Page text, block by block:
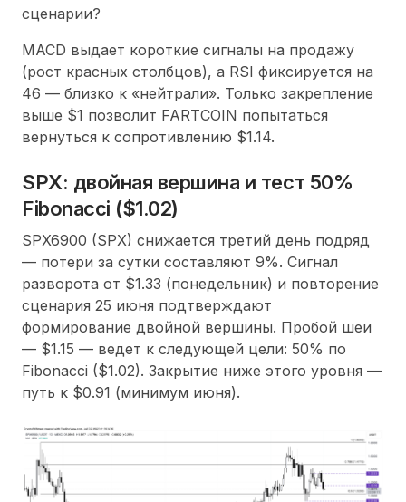
сценарии?
MACD выдает короткие сигналы на продажу
(рост красных столбцов), а RSI фиксируется на
46 — близко к «нейтрали». Только закрепление
выше $1 позволит FARTCOIN попытаться
вернуться к сопротивлению $1.14.
SPX: двойная вершина и тест 50%
Fibonacci ($1.02)
SPX6900 (SPX) снижается третий день подряд
— потери за сутки составляют 9%. Сигнал
разворота от $1.33 (понедельник) и повторение
сценария 25 июня подтверждают
формирование двойной вершины. Пробой шеи
— $1.15 — ведет к следующей цели: 50% по
Fibonacci ($1.02). Закрытие ниже этого уровня —
путь к $0.91 (минимум июня).